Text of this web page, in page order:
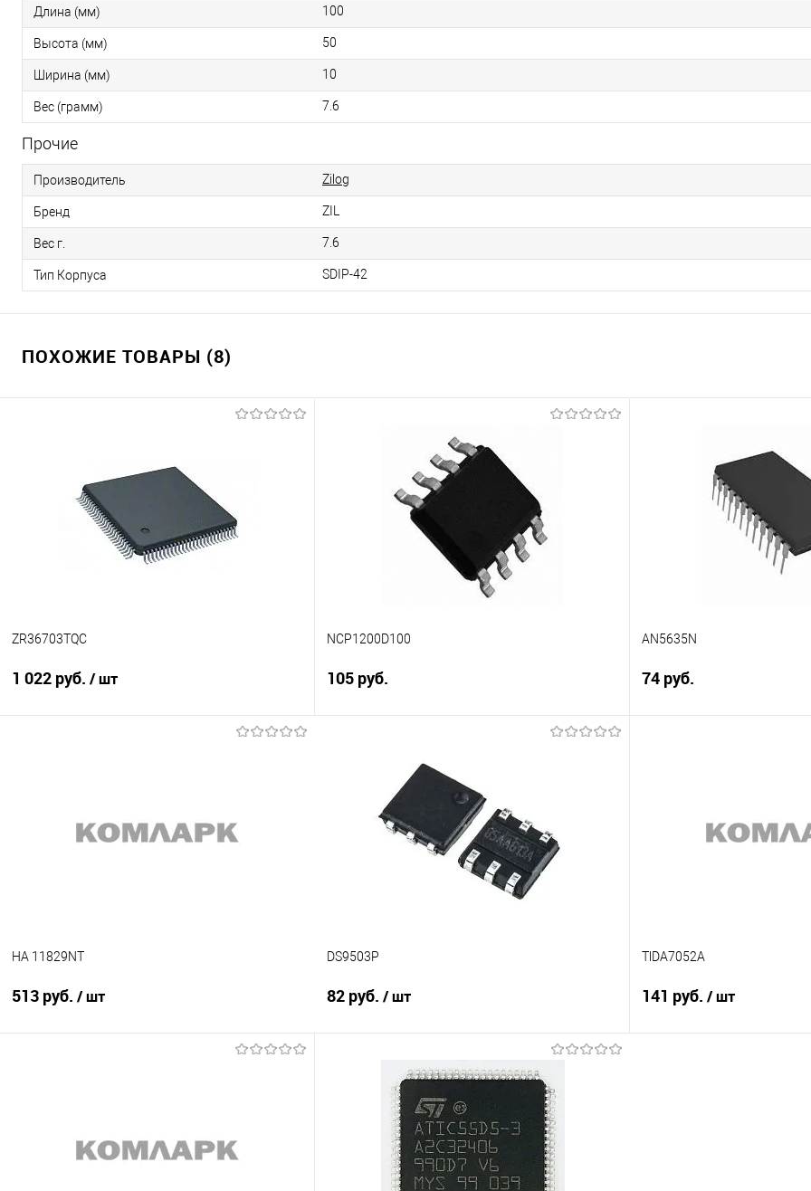
Длина (мм) 100
Высота (мм) 50
Ширина (мм) 10
Вес (грамм) 7.6
Прочие
Производитель Zilog
Бренд ZIL
Вес г. 7.6
Тип Корпуса SDIP-42
ПОХОЖИЕ ТОВАРЫ (8)
ZR36703TQC
1 022 руб. / шт
В избранное
В наличии
NCP1200D100
105 руб.
Сравнение
В избранное
В наличии
AN5635N
74 руб.
В избранное
HA 11829NT
513 руб. / шт
В избранное
Недоступно
DS9503P
82 руб. / шт
Подписаться
Сравнение
В избранное
Недоступно
TlDA7052A
141 руб. / шт